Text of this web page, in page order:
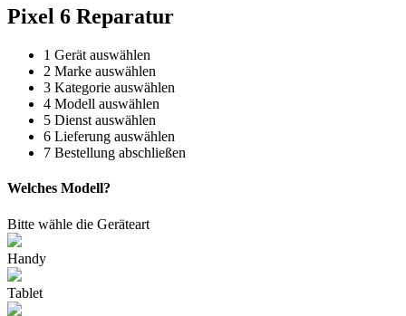
Pixel 6 Reparatur
1 Gerät auswählen
2 Marke auswählen
3 Kategorie auswählen
4 Modell auswählen
5 Dienst auswählen
6 Lieferung auswählen
7 Bestellung abschließen
Welches Modell?
Bitte wähle die Geräteart
Handy
Tablet